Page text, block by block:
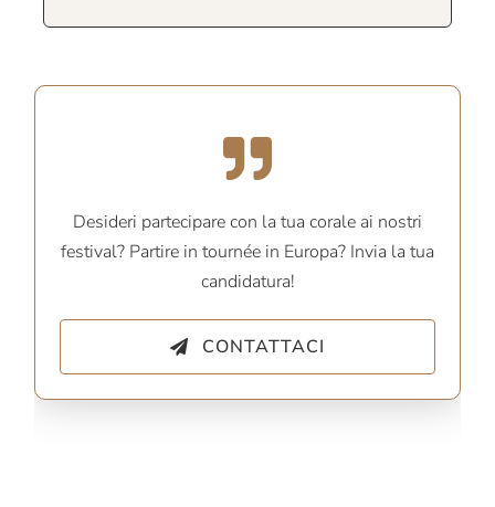
Desideri partecipare con la tua corale ai nostri
festival? Partire in tournée in Europa? Invia la tua
candidatura!
CONTATTACI